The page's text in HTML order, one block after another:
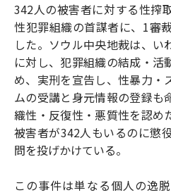
o
o
k
e
r
342人の被害者に対する性搾
性犯罪組織の首謀者に、1審
した。ソウル中央地裁は、い
に対し、犯罪組織の結成・活
め、実刑を宣告し、性暴力・
ムの受講と身元情報の登録も
織性・反復性・悪質性を認め
被害者が342人もいるのに懲
問を投げかけている。
この事件は単なる個人の逸